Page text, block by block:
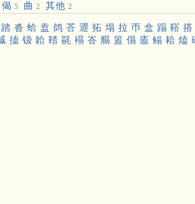
偈 5 曲 2 其他 2
踏 沓 蛤 盍 鸽 荅 遝 拓 塌 拉 帀 盒 蹋 鞳 搭
搕 钑 韐 鞜 毾 褟 峇 䑽 篕 傝 廅 鳎 耠 熆